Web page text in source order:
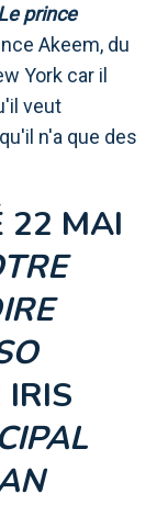
prince
Akeem, du
York car il
veut
n'a que des
22 MAI
IRIS